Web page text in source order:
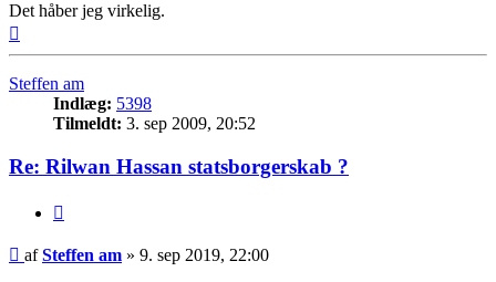
Det håber jeg virkelig.
Steffen am
Indlæg: 5398
Tilmeldt: 3. sep 2009, 20:52
Re: Rilwan Hassan statsborgerskab ?
Indlæg
afSteffen am » 9. sep 2019, 22:00